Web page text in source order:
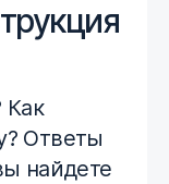
Как
Ответы
найдете